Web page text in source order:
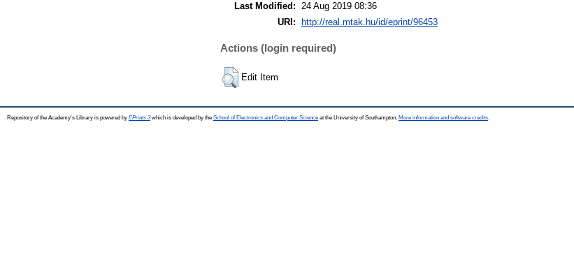
Last Modified: 24 Aug 2019 08:36
URI:
http://real.mtak.hu/id/eprint/96453
Actions (login required)
Edit Item
Repository of the Academy's Library is powered by EPrints 3which is developed by the School of Electronics and Computer Science at the University of Southampton. More information and software credits